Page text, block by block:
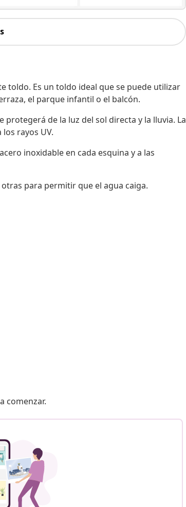
toldo. Es un toldo ideal que se puede utilizar
el parque infantil o el balcón.
de la luz del sol directa y la lluvia. La
rayos UV.
inoxidable en cada esquina y a las
para permitir que el agua caiga.
comenzar.